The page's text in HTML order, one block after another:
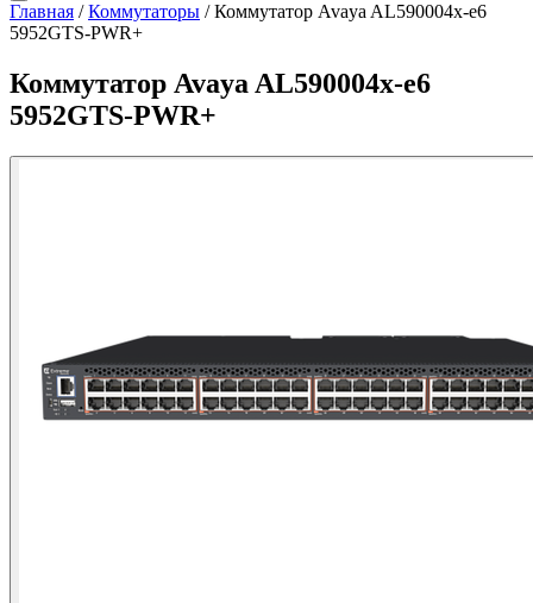
Главная / Коммутаторы / Коммутатор Avaya AL590004x-e6
5952GTS-PWR+
Коммутатор Avaya AL590004x-e6
5952GTS-PWR+